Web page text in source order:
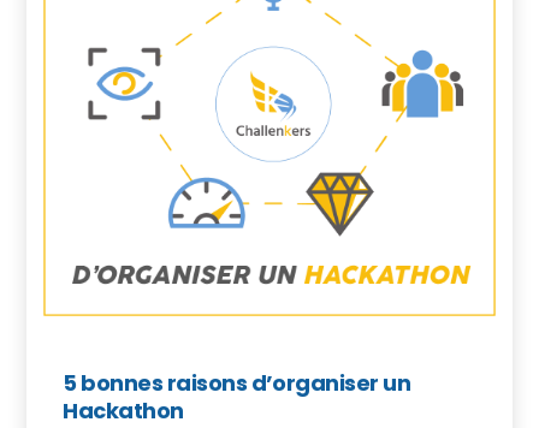
5 bonnes raisons d’organiser un
Hackathon